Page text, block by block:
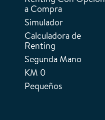
a Compra
Simulador
Calculadora de
Renting
Segunda Mano
KM 0
Pequeños